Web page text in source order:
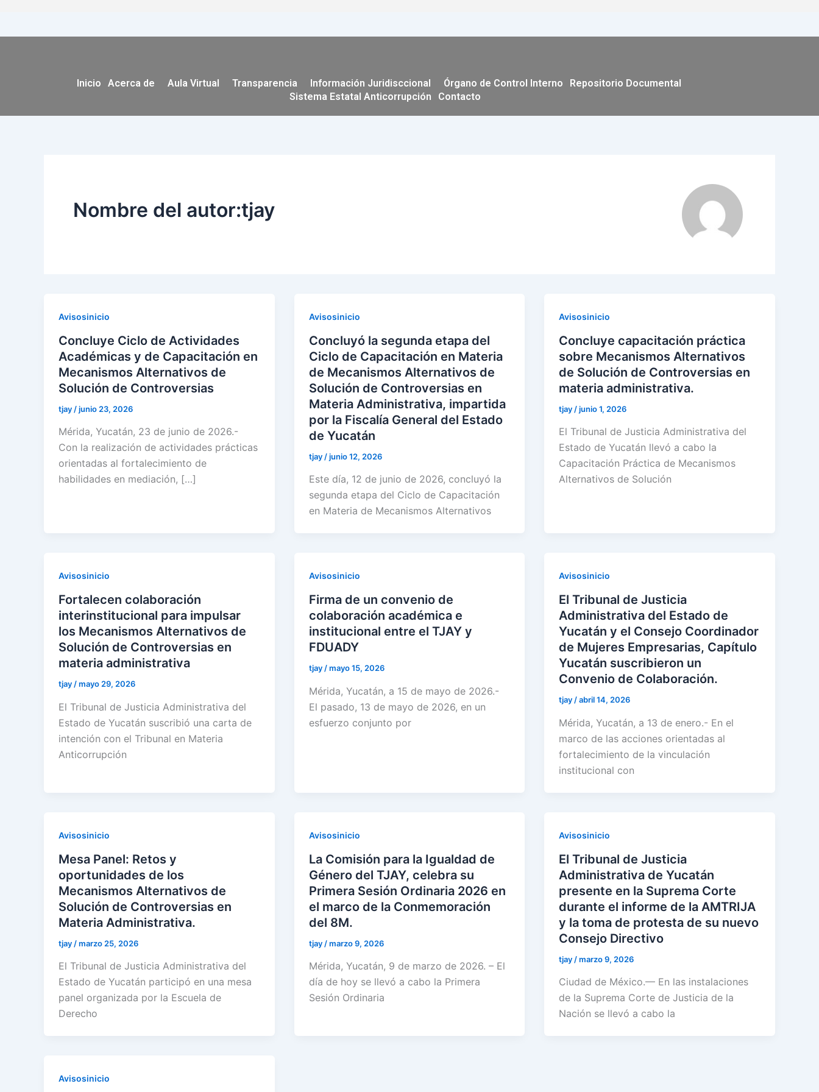
contenido
Inicio Acerca de Aula Virtual Transparencia Información Juridisccional Órgano de Control Interno
Repositorio Documental
Sistema Estatal Anticorrupción
Contacto
Nombre del autor:tjay
Avisosinicio
Concluye Ciclo de Actividades
Académicas y de Capacitación en
Mecanismos Alternativos de
Solución de Controversias
tjay /junio 23, 2026
Mérida, Yucatán, 23 de junio de 2026.-
Con la realización de actividades prácticas
orientadas al fortalecimiento de
habilidades en mediación, […]
Avisosinicio
Concluyó la segunda etapa del
Ciclo de Capacitación en Materia
de Mecanismos Alternativos de
Solución de Controversias en
Materia Administrativa, impartida
por la Fiscalía General del Estado
de Yucatán
tjay /junio 12, 2026
Este día, 12 de junio de 2026, concluyó la
segunda etapa del Ciclo de Capacitación
en Materia de Mecanismos Alternativos
Avisosinicio
Concluye capacitación práctica
sobre Mecanismos Alternativos
de Solución de Controversias en
materia administrativa.
tjay /junio 1, 2026
El Tribunal de Justicia Administrativa del
Estado de Yucatán llevó a cabo la
Capacitación Práctica de Mecanismos
Alternativos de Solución
Avisosinicio
Fortalecen colaboración
interinstitucional para impulsar
los Mecanismos Alternativos de
Solución de Controversias en
materia administrativa
tjay /mayo 29, 2026
El Tribunal de Justicia Administrativa del
Estado de Yucatán suscribió una carta de
intención con el Tribunal en Materia
Anticorrupción
Avisosinicio
Firma de un convenio de
colaboración académica e
institucional entre el TJAY y
FDUADY
tjay /mayo 15, 2026
Mérida, Yucatán, a 15 de mayo de 2026.-
El pasado, 13 de mayo de 2026, en un
esfuerzo conjunto por
Avisosinicio
El Tribunal de Justicia
Administrativa del Estado de
Yucatán y el Consejo Coordinador
de Mujeres Empresarias, Capítulo
Yucatán suscribieron un
Convenio de Colaboración.
tjay /abril 14, 2026
Mérida, Yucatán, a 13 de enero.- En el
marco de las acciones orientadas al
fortalecimiento de la vinculación
institucional con
Avisosinicio
Mesa Panel: Retos y
oportunidades de los
Mecanismos Alternativos de
Solución de Controversias en
Materia Administrativa.
tjay /marzo 25, 2026
El Tribunal de Justicia Administrativa del
Estado de Yucatán participó en una mesa
panel organizada por la Escuela de
Derecho
Avisosinicio
La Comisión para la Igualdad de
Género del TJAY, celebra su
Primera Sesión Ordinaria 2026 en
el marco de la Conmemoración
del 8M.
tjay /marzo 9, 2026
Mérida, Yucatán, 9 de marzo de 2026. – El
día de hoy se llevó a cabo la Primera
Sesión Ordinaria
Avisosinicio
El Tribunal de Justicia
Administrativa de Yucatán
presente en la Suprema Corte
durante el informe de la AMTRIJA
y la toma de protesta de su nuevo
Consejo Directivo
tjay /marzo 9, 2026
Ciudad de México.— En las instalaciones
de la Suprema Corte de Justicia de la
Nación se llevó a cabo la
Avisosinicio